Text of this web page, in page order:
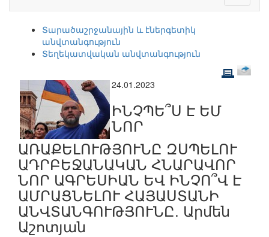
Տարածաշրջանային և էներգետիկ
անվտանգություն
Տեղեկատվական անվտանգություն
24.01.2023
ԻՆՉՊԵ՞Ս Է ԵՄ
ՆՈՐ
ԱՌԱՔԵԼՈՒԹՅՈՒՆԸ ԶՍՊԵԼՈՒ
ԱԴՐԲԵՋԱՆԱԿԱՆ ՀՆԱՐԱՎՈՐ
ՆՈՐ ԱԳՐԵՍԻԱՆ ԵՎ ԻՆՉՈ՞Վ Է
ԱՄՐԱՑՆԵԼՈՒ ՀԱՅԱՍՏԱՆԻ
ԱՆՎՏԱՆԳՈՒԹՅՈՒՆԸ. Արմեն
Աշոտյան